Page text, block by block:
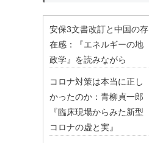
安保3文書改訂と中国の存
在感：『エネルギーの地
政学』を読みながら
コロナ対策は本当に正し
かったのか：青柳貞一郎
『臨床現場からみた新型
コロナの虚と実』